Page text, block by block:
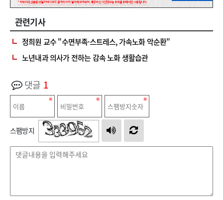
관련기사
정희원 교수 "수면부족·스트레스, 가속노화 악순환"
노년내과 의사가 전하는 감속 노화 생활습관
댓글 1
스팸방지